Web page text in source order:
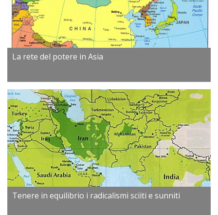
La rete del potere in Asia
Tenere in equilibrio i radicalismi sciiti e sunniti